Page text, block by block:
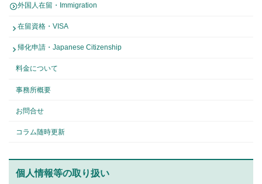
外国人在留・Immigration
在留資格・VISA
帰化申請・Japanese Citizenship
料金について
事務所概要
お問合せ
コラム随時更新
個人情報等の取り扱い